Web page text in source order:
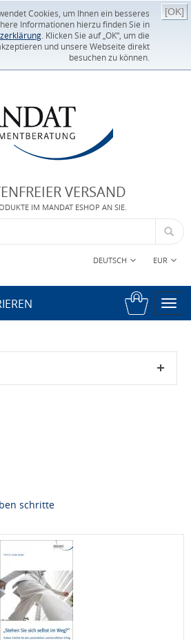
Cookies, um Ihnen ein besseres
Informationen hierzu finden Sie in
. Klicken Sie auf „OK“, um die
und unsere Webseite direkt
besuchen zu können.
[OK]
VERSAND
IM MANDAT ESHOP AN SIE.
DEUTSCH EUR
schritte